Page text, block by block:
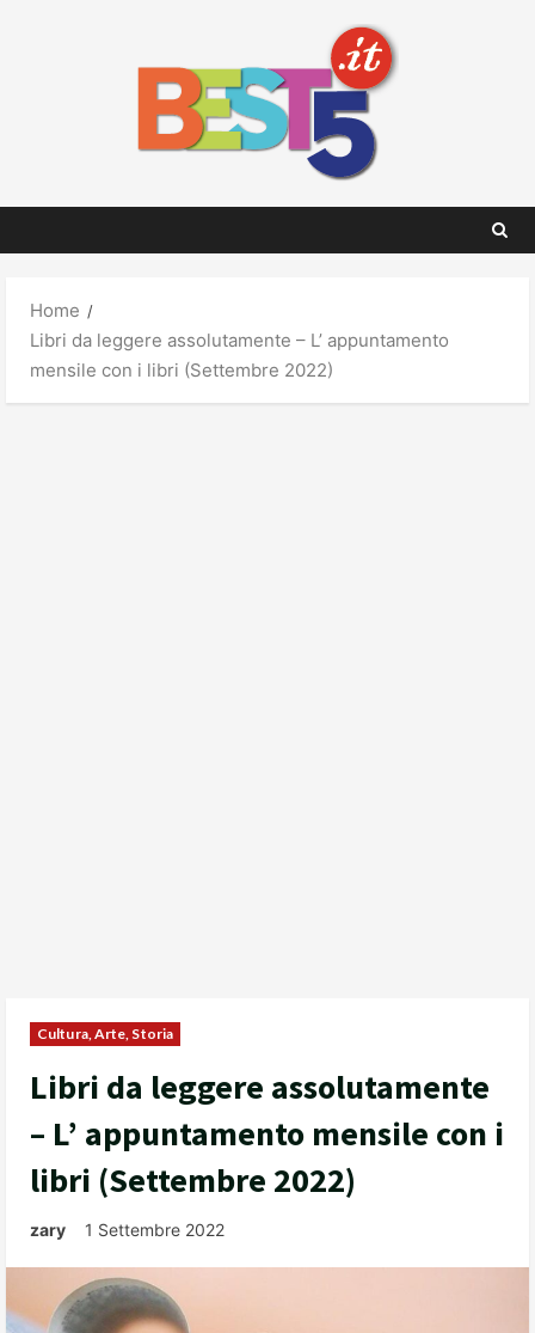
Home
Libri da leggere assolutamente – L’ appuntamento
mensile con i libri (Settembre 2022)
Cultura, Arte, Storia
Libri da leggere assolutamente
– L’ appuntamento mensile con i
libri (Settembre 2022)
zary 1 Settembre 2022